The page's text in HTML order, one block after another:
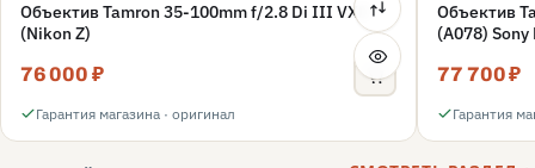
Объектив Tamron 35-100mm f/2.8 Di III VXD
(Nikon Z)
76 000 ₽
Гарантия магазина · оригинал
Объектив
(A078)
77 700 ₽
Гарантия